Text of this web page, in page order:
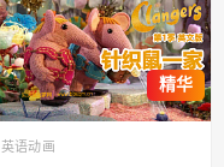
精华
英语动画